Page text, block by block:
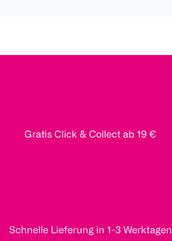
Gratis Click & Collect ab 19 €
Schnelle Lieferung in 1-3 Werktagen